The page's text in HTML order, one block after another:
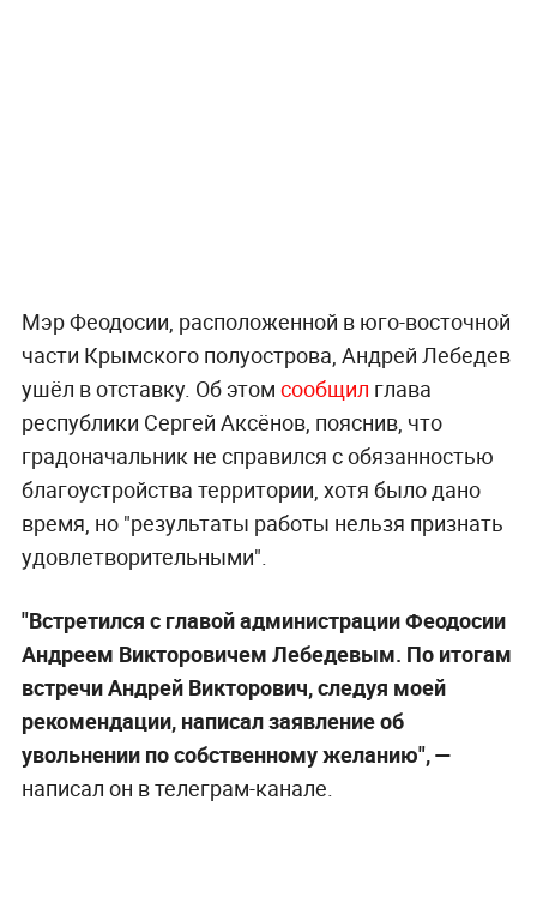
Мэр Феодосии, расположенной в юго-восточной
части Крымского полуострова, Андрей Лебедев
ушёл в отставку. Об этом сообщил глава
республики Сергей Аксёнов, пояснив, что
градоначальник не справился с обязанностью
благоустройства территории, хотя было дано
время, но "результаты работы нельзя признать
удовлетворительными".
"Встретился с главой администрации Феодосии
Андреем Викторовичем Лебедевым. По итогам
встречи Андрей Викторович, следуя моей
рекомендации, написал заявление об
увольнении по собственному желанию",—
написал он в телеграм-канале.